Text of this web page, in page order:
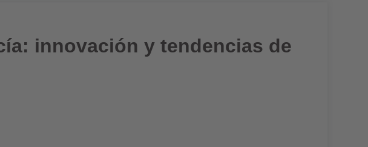
innovación y tendencias de